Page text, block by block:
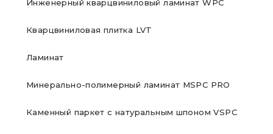
Инженерный кварцвиниловый ламинат WPC
Кварцвиниловая плитка LVT
Ламинат
Минерально-полимерный ламинат MSPC PRO
Каменный паркет с натуральным шпоном VSPC